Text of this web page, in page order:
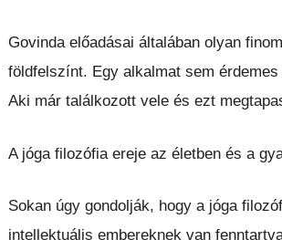
Govinda előadásai általában olyan
földfelszínt. Egy alkalmat sem
Aki már találkozott vele és ezt
A jóga filozófia ereje az életben és a
Sokan úgy gondolják, hogy a jóga
intellektuális embereknek van